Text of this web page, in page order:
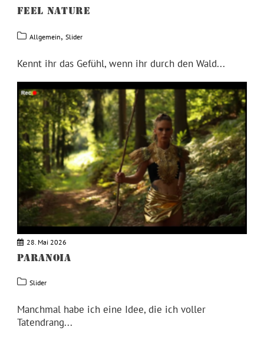
FEEL NATURE
Allgemein,Slider
Kennt ihr das Gefühl, wenn ihr durch den Wald...
28. Mai 2026
PARANOIA
Slider
Manchmal habe ich eine Idee, die ich voller
Tatendrang...